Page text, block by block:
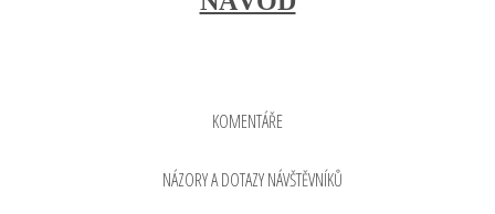
KOMENTÁŘE
NÁZORY A DOTAZY NÁVŠTĚVNÍKŮ